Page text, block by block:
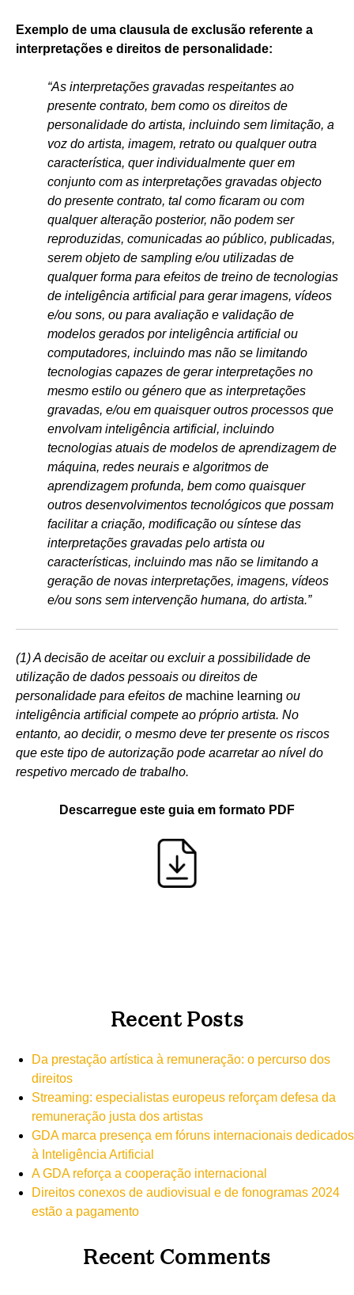
Exemplo de uma clausula de exclusão referente a
interpretações e direitos de personalidade:
“As interpretações gravadas respeitantes ao
presente contrato, bem como os direitos de
personalidade do artista, incluindo sem limitação, a
voz do artista, imagem, retrato ou qualquer outra
característica, quer individualmente quer em
conjunto com as interpretações gravadas objecto
do presente contrato, tal como ficaram ou com
qualquer alteração posterior, não podem ser
reproduzidas, comunicadas ao público, publicadas,
serem objeto de sampling e/ou utilizadas de
qualquer forma para efeitos de treino de tecnologias
de inteligência artificial para gerar imagens, vídeos
e/ou sons, ou para avaliação e validação de
modelos gerados por inteligência artificial ou
computadores, incluindo mas não se limitando
tecnologias capazes de gerar interpretações no
mesmo estilo ou género que as interpretações
gravadas, e/ou em quaisquer outros processos que
envolvam inteligência artificial, incluindo
tecnologias atuais de modelos de aprendizagem de
máquina, redes neurais e algoritmos de
aprendizagem profunda, bem como quaisquer
outros desenvolvimentos tecnológicos que possam
facilitar a criação, modificação ou síntese das
interpretações gravadas pelo artista ou
características, incluindo mas não se limitando a
geração de novas interpretações, imagens, vídeos
e/ou sons sem intervenção humana, do artista.”
(1) A decisão de aceitar ou excluir a possibilidade de
utilização de dados pessoais ou direitos de
personalidade para efeitos de machine learning ou
inteligência artificial compete ao próprio artista. No
entanto, ao decidir, o mesmo deve ter presente os riscos
que este tipo de autorização pode acarretar ao nível do
respetivo mercado de trabalho.
Descarregue este guia em formato PDF
Recent Posts
Da prestação artística à remuneração: o percurso dos
direitos
Streaming: especialistas europeus reforçam defesa da
remuneração justa dos artistas
GDA marca presença em fóruns internacionais dedicados
à Inteligência Artificial
A GDA reforça a cooperação internacional
Direitos conexos de audiovisual e de fonogramas 2024
estão a pagamento
Recent Comments